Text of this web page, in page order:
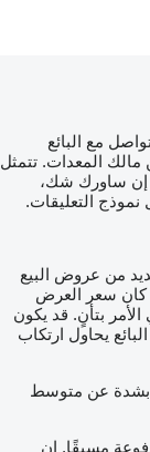
مع البائع
المعدات. تتمثل
إن ساورك شك،
التعليقات.
من عروض البيع
كان سعر العرض
بتأنٍ. قد يكون
يحاول ارتكاب
بشدة عن متوسط
مسبقًا. إن